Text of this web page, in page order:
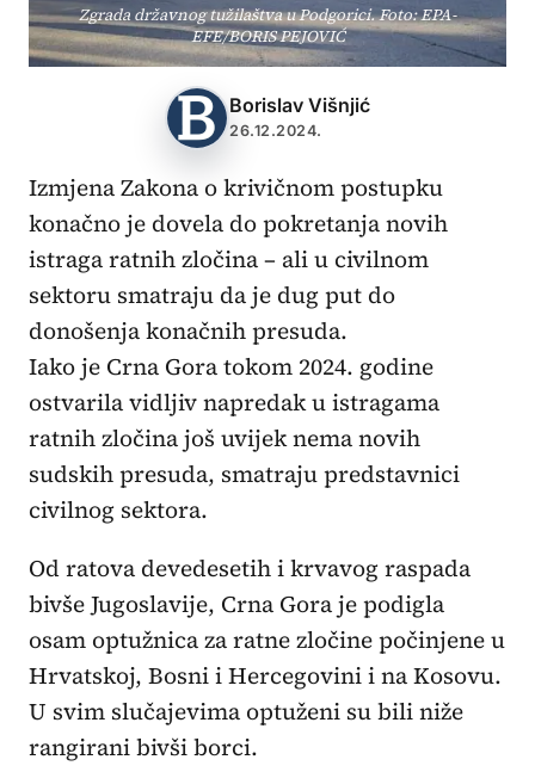
Zgrada državnog tužilaštva u Podgorici. Foto: EPA-
EFE/BORIS PEJOVIĆ
Borislav Višnjić
26.12.2024.
Izmjena Zakona o krivičnom postupku
konačno je dovela do pokretanja novih
istraga ratnih zločina – ali u civilnom
sektoru smatraju da je dug put do
donošenja konačnih presuda.
Iako je Crna Gora tokom 2024. godine
ostvarila vidljiv napredak u istragama
ratnih zločina još uvijek nema novih
sudskih presuda, smatraju predstavnici
civilnog sektora.
Od ratova devedesetih i krvavog raspada
bivše Jugoslavije, Crna Gora je podigla
osam optužnica za ratne zločine počinjene u
Hrvatskoj, Bosni i Hercegovini i na Kosovu.
U svim slučajevima optuženi su bili niže
rangirani bivši borci.